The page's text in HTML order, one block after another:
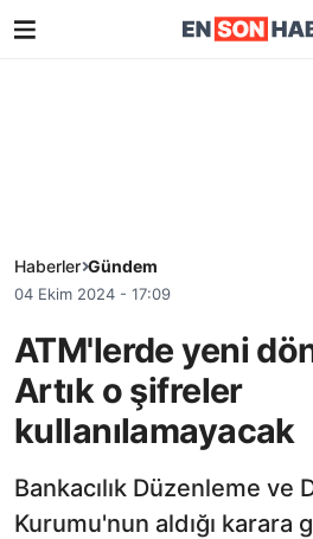
Haberler Gündem
04 Ekim 2024 - 17:09
ATM'lerde yeni
Artık o şifreler
kullanılamayacak
Bankacılık Düzenleme ve
Kurumu'nun aldığı karara